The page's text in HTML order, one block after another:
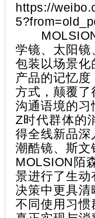
https://
MOLSION
学镜、太阳镜
包装以场景化
产品的记忆
方式，颠覆了
沟通语境的习
Z时代群体的
得全线新品深
潮酷镜、斯文
MOLSION陌
景进行了生动
决策中更具
不同使用习惯